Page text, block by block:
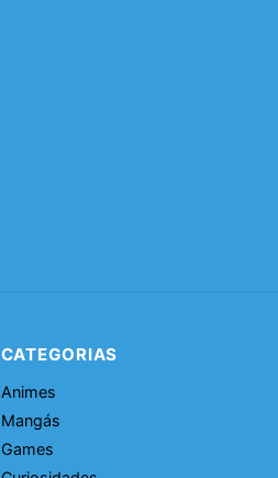
CATEGORIAS
Animes
Mangás
Games